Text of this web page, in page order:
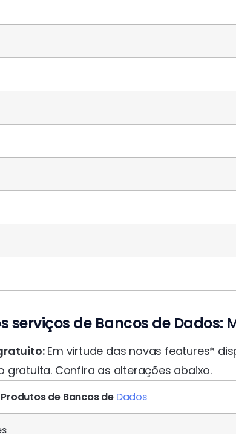
serviços de Bancos de Dados:
Em virtude das novas features*
gratuita. Confira as alterações abaixo.
Produtos de Bancos de Dados